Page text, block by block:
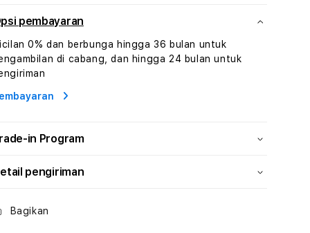
Digital
Human
AI
dan
Karakter
Digital
Human
AI
pembayaran
0% dan berbunga hingga 36 bulan untuk
di cabang, dan hingga 24 bulan untuk
in Program
pengiriman
Bagikan